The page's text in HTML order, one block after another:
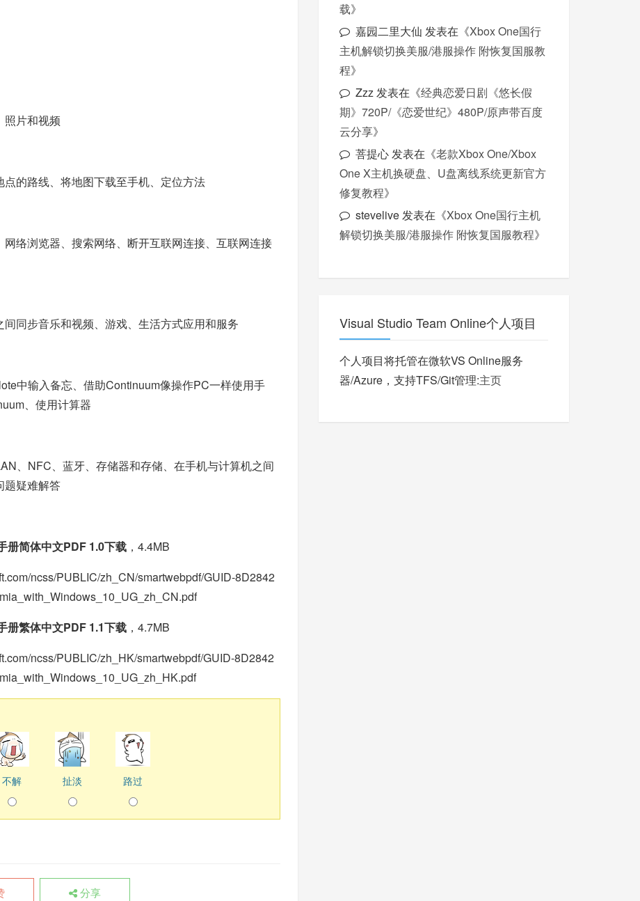
照片和视频
的路线、将地图下载至手机、定位方法
络浏览器、搜索网络、断开互联网连接、互联网连接
同步音乐和视频、游戏、生活方式应用和服务
中输入备忘、借助Continuum像操作PC一样使用手
、使用计算器
、NFC、蓝牙、存储器和存储、在手机与计算机之间
题疑难解答
册简体中文PDF 1.0下载 ，4.4MB
ncss/PUBLIC/zh_CN/smartwebpdf/GUID-8D2842
册繁体中文PDF 1.1下载 ，4.7MB
ncss/PUBLIC/zh_HK/smartwebpdf/GUID-8D2842
不解 扯淡 路过
分享
载》
嘉园二里大仙 发表在《Xbox One国行
主机解锁切换美服/港服操作 附恢复国服教
程》
Zzz发表在《经典恋爱日剧《悠长假
期》720P/《恋爱世纪》480P/原声带百度
云分享》
菩提心发表在《老款Xbox One/Xbox
One X主机换硬盘、U盘离线系统更新官方
修复教程》
stevelive发表在《Xbox One国行主机
解锁切换美服/港服操作 附恢复国服教程》
Visual Studio Team Online个人项目
个人项目将托管在微软VS Online服务
器/Azure，支持TFS/Git管理:主页